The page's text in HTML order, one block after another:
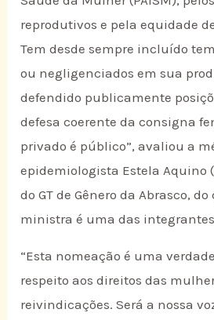
reprodutivos e pela equidade
Tem desde sempre incluído
ou negligenciados em sua
defendido publicamente
defesa coerente da consigna
privado é público”, avaliou a
epidemiologista Estela Aquino
do GT de Gênero da Abrasco,
ministra é uma das
“Esta nomeação é uma
respeito aos direitos das
reivindicações. Será a nossa